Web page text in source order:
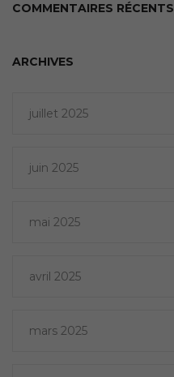
COMMENTAIRES RÉCENTS
ARCHIVES
juillet 2025
juin 2025
mai 2025
avril 2025
mars 2025